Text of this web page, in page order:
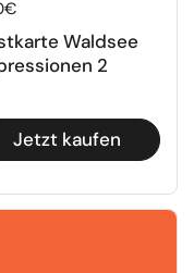
Preis
Waldsee
2
Jetzt kaufen